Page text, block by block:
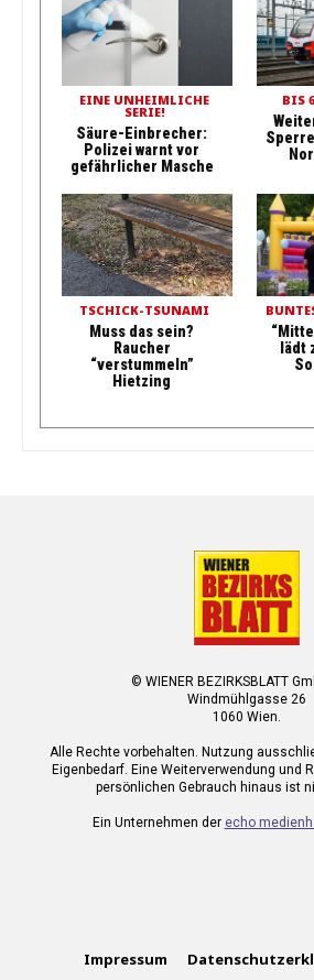
EINE UNHEIMLICHE
SERIE!
Säure-Einbrecher:
Polizei warnt vor
gefährlicher Masche
BIS
TSCHICK-TSUNAMI
Muss das sein?
Raucher
“verstummeln”
Hietzing
lädt
© WIENER BEZIRKSBLATT
Windmühlgasse 26
1060 Wien.
Alle Rechte vorbehalten. Nutzung
Eigenbedarf. Eine Weiterverwendung und
persönlichen Gebrauch hinaus ist
Ein Unternehmen der echo
Impressum